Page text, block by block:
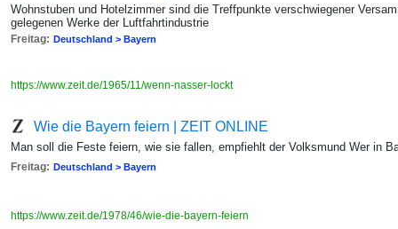
Wohnstuben und Hotelzimmer sind die Treffpunkte verschwiegener
gelegenen Werke der Luftfahrtindustrie
Freitag: Deutschland > Bayern
https://www.zeit.de/1965/11/wenn-nasser-lockt
Wie die Bayern feiern | ZEIT ONLINE
Man soll die Feste feiern, wie sie fallen, empfiehlt der Volksmund Wer in
Freitag: Deutschland > Bayern
https://www.zeit.de/1978/46/wie-die-bayern-feiern